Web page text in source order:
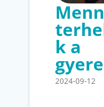
k a
2024-09-12